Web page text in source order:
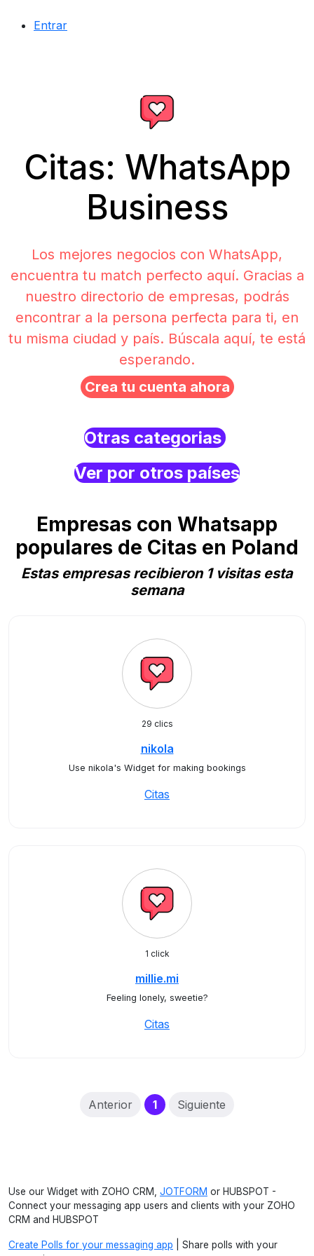
Entrar
Citas: WhatsApp
Business
Los mejores negocios con WhatsApp,
encuentra tu match perfecto aquí. Gracias a
nuestro directorio de empresas, podrás
encontrar a la persona perfecta para ti, en
tu misma ciudad y país. Búscala aquí, te está
esperando.
Crea tu cuenta ahora
Otras categorias
Ver por otros países
Empresas con Whatsapp
populares de Citas en Poland
Estas empresas recibieron 1 visitas esta
semana
29 clics
nikola
Use nikola's Widget for making bookings
Citas
1 click
millie.mi
Feeling lonely, sweetie?
Citas
Anterior 1(current)
Siguiente
Use our Widget with ZOHO CRM, JOTFORM or HUBSPOT -
Connect your messaging app users and clients with your ZOHO
CRM and HUBSPOT
Create Polls for your messaging app | Share polls with your